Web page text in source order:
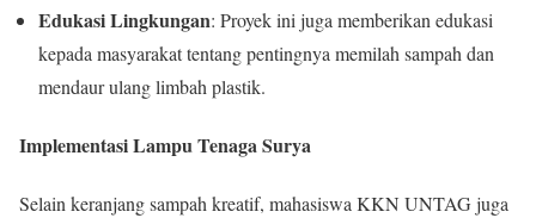
Edukasi Lingkungan: Proyek ini juga memberikan edukasi
kepada masyarakat tentang pentingnya memilah sampah dan
mendaur ulang limbah plastik.
Implementasi Lampu Tenaga Surya
Selain keranjang sampah kreatif, mahasiswa KKN UNTAG juga